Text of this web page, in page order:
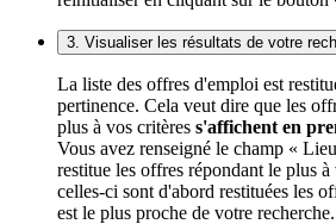
3. Visualiser les résultats de votre
La liste des offres d'emploi est
pertinence. Cela veut dire que les
plus à vos critères s'affichent en
Vous avez renseigné le champ «
restitue les offres répondant le plus
celles-ci sont d'abord restituées les
est le plus proche de votre recherche.